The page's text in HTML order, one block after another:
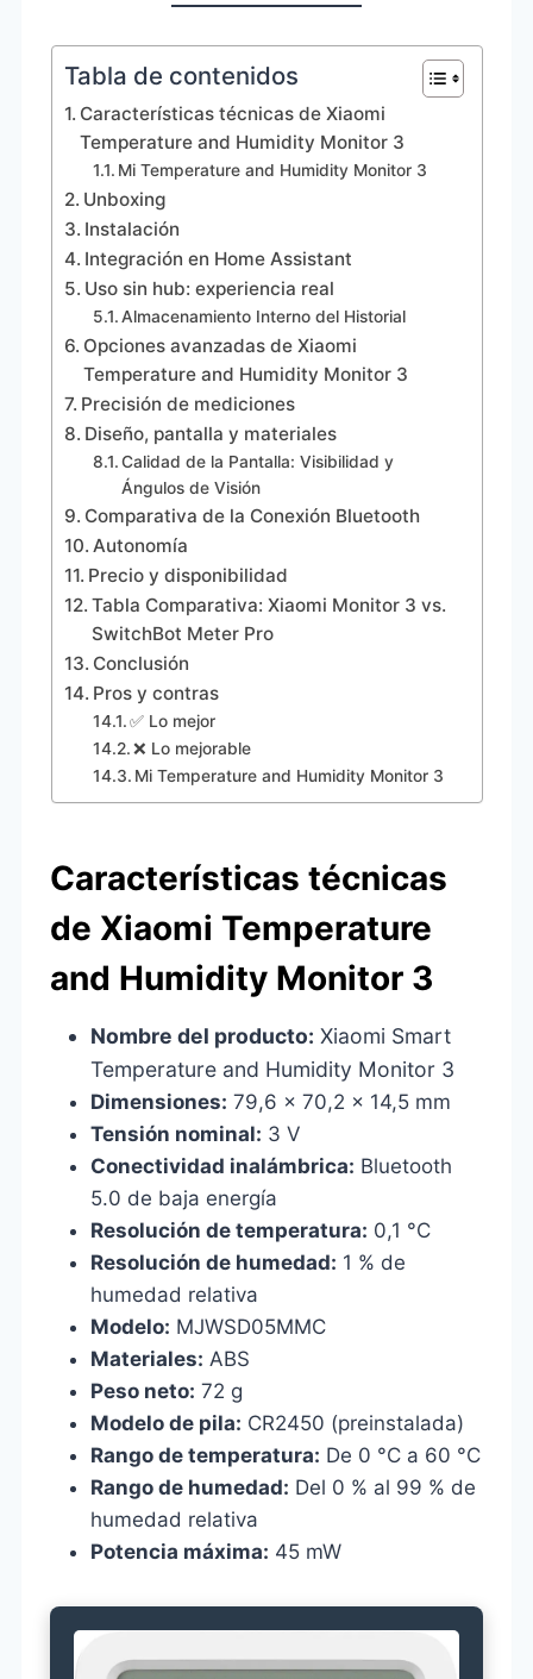
Tabla de contenidos
Características técnicas de Xiaomi
Temperature and Humidity Monitor 3
Mi Temperature and Humidity Monitor 3
Unboxing
Instalación
Integración en Home Assistant
Uso sin hub: experiencia real
Almacenamiento Interno del Historial
Opciones avanzadas de Xiaomi
Temperature and Humidity Monitor 3
Precisión de mediciones
Diseño, pantalla y materiales
Calidad de la Pantalla: Visibilidad y
Ángulos de Visión
Comparativa de la Conexión Bluetooth
Autonomía
Precio y disponibilidad
Tabla Comparativa: Xiaomi Monitor 3 vs.
SwitchBot Meter Pro
Conclusión
Pros y contras
✅ Lo mejor
❌ Lo mejorable
Mi Temperature and Humidity Monitor 3
Características técnicas
de Xiaomi Temperature
and Humidity Monitor 3
Nombre del producto: Xiaomi Smart
Temperature and Humidity Monitor 3
Dimensiones: 79,6 x 70,2 x 14,5 mm
Tensión nominal: 3 V
Conectividad inalámbrica: Bluetooth
5.0 de baja energía
Resolución de temperatura: 0,1 °C
Resolución de humedad: 1 % de
humedad relativa
Modelo: MJWSD05MMC
Materiales: ABS
Peso neto: 72 g
Modelo de pila: CR2450 (preinstalada)
Rango de temperatura: De 0 °C a 60 °C
Rango de humedad: Del 0 % al 99 % de
humedad relativa
Potencia máxima: 45 mW